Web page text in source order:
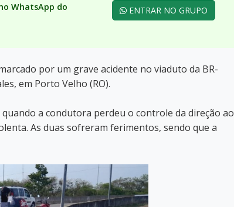
WhatsApp do
ENTRAR NO GRUPO
por um grave acidente no viaduto da BR-
em Porto Velho (RO).
a condutora perdeu o controle da direção ao
As duas sofreram ferimentos, sendo que a